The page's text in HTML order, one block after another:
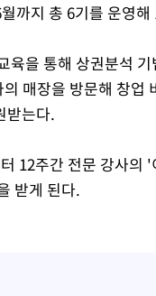
까지 총 6기를 운영
육을 통해 상권분석
매장을 방문해 창
받는다.
12주간 전문 강사
받게 된다.